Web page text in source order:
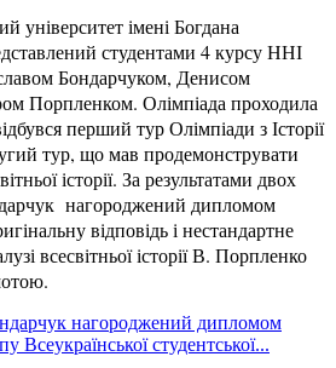
університет імені Богдана
студентами 4 курсу ННІ
Бондарчуком, Денисом
Порпленком. Олімпіада проходила
перший тур Олімпіади з Історії
тур, що мав продемонструвати
історії. За результатами двох
нагороджений дипломом
відповідь і нестандартне
всесвітньої історії В. Порпленко
нагороджений дипломом
Всеукраїнської студентської...